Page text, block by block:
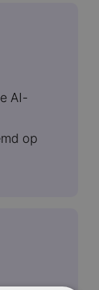
AI-
op